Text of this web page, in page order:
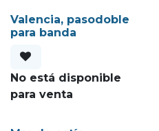
Valencia, pasodoble
para banda
No está disponible
para venta